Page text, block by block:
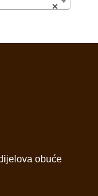
×
obuće